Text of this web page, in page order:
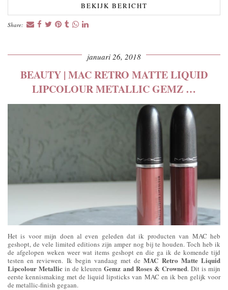
BEKIJK BERICHT
Share:
januari 26, 2018
BEAUTY | MAC RETRO MATTE LIQUID
LIPCOLOUR METALLIC GEMZ …
Het is voor mijn doen al even geleden dat ik producten van MAC heb
geshopt, de vele limited editions zijn amper nog bij te houden. Toch heb ik
de afgelopen weken weer wat items geshopt en die ga ik de komende tijd
testen en reviewen. Ik begin vandaag met deMAC Retro Matte Liquid
Lipcolour Metallic in de kleurenGemz and Roses & Crowned. Dit is mijn
eerste kennismaking met de liquid lipsticks van MAC en ik ben gelijk voor
de metallic-finish gegaan.